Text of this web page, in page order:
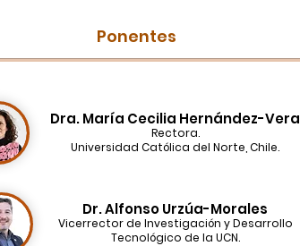
Ponentes
Dra. María Cecilia Hernández-Vera
Rectora.
Universidad Católica del Norte, Chile.
Dr. Alfonso Urzúa-Morales
Vicerrector de Investigación y Desarrollo
Tecnológico de la UCN.